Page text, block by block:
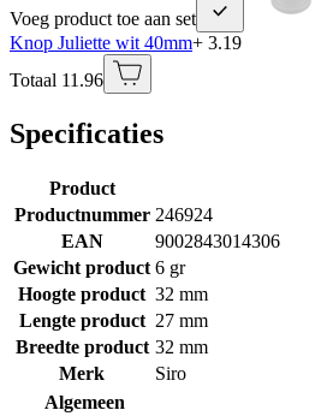
Voeg product toe aan set
Knop Juliette wit 40mm+ 3.19
Totaal 11.96
Specificaties
Product
Productnummer 246924
EAN
9002843014306
Gewicht product 6 gr
Hoogte product 32 mm
Lengte product 27 mm
Breedte product 32 mm
Merk
Siro
Algemeen